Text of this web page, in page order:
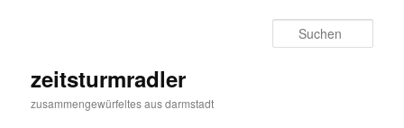
zeitsturmradler
zusammengewürfeltes aus darmstadt